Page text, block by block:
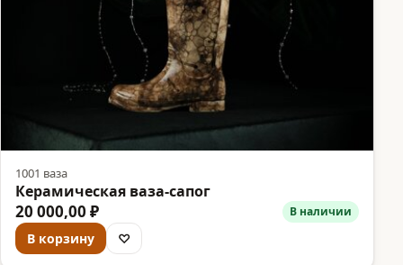
1001 ваза
Керамическая ваза-сапог
20 000,00 ₽ В наличии
В корзину ♡